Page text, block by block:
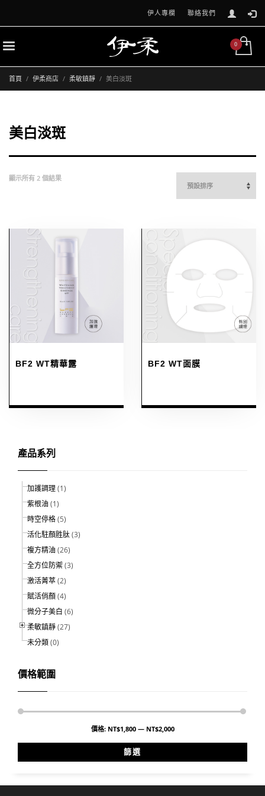
伊人專欄 聯絡我們
首頁 伊柔商店 柔敏鎮靜 美白淡斑
美白淡斑
顯示所有 2 個結果
BF2 WT精華露 BF2 WT面膜
產品系列
加護調理(1)
紫根油 (1)
時空停格(5)
活化駐顏胜肽(3)
複方精油 (26)
全方位防禦(3)
激活菁萃(2)
賦活俏顏(4)
微分子美白 (6)
柔敏鎮靜(27)
未分類(0)
價格範圍
篩選
價格: NT$1,800— NT$2,000